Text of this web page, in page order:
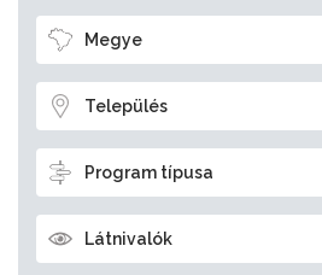
Megye
Település
Program típusa
Látnivalók